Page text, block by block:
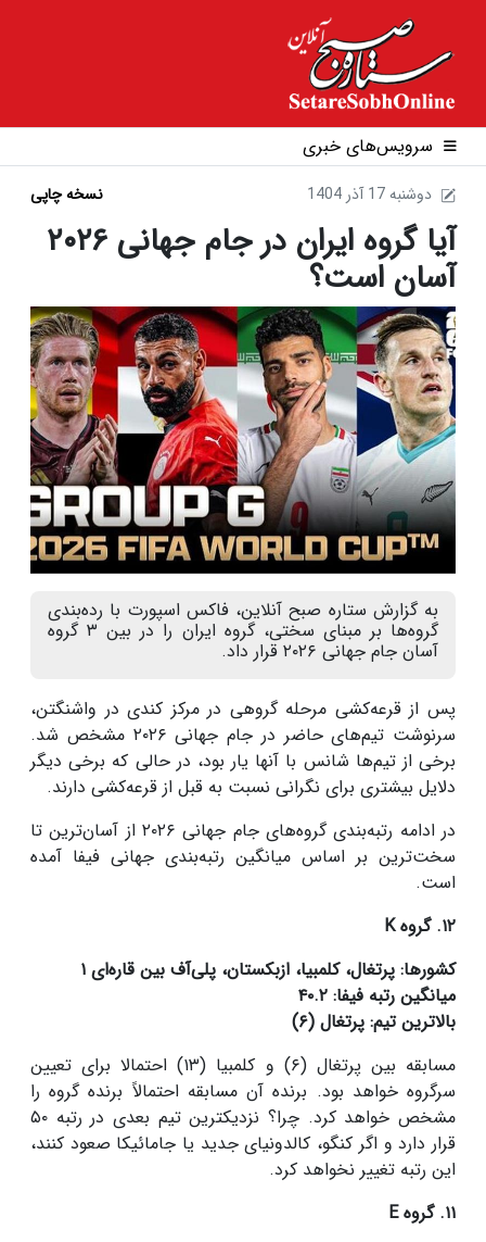
سرویس‌های خبری
1404 دوشنبه 17 آذر نسخه چاپی
آیا گروه ایران در جام جهانی ۲۰۲۶
آسان است؟
به گزارش ستاره صبح آنلاین، فاکس اسپورت با رده‌بندی
گروه‌ها بر مبنای سختی، گروه ایران را در بین ۳ گروه
آسان جام جهانی ۲۰۲۶ قرار داد.
پس از قرعه‌کشی مرحله گروهی در مرکز کندی در واشنگتن،
سرنوشت تیم‌های حاضر در جام جهانی ۲۰۲۶ مشخص شد.
برخی از تیم‌ها شانس با آنها یار بود، در حالی که برخی دیگر
دلایل بیشتری برای نگرانی نسبت به قبل از قرعه‌کشی دارند.
در ادامه رتبه‌بندی گروه‌های جام جهانی ۲۰۲۶ از آسان‌ترین تا
سخت‌ترین بر اساس میانگین رتبه‌بندی جهانی فیفا آمده
است.
۱۲. گروه K
کشورها: پرتغال، کلمبیا، ازبکستان، پلی‌آف بین قاره‌ای ۱
میانگین رتبه فیفا: ۴۰.۲
بالاترین تیم: پرتغال (۶)
مسابقه بین پرتغال (۶) و کلمبیا (۱۳) احتمالا برای تعیین
سرگروه خواهد بود. برنده آن مسابقه احتمالاً برنده گروه را
مشخص خواهد کرد. چرا؟ نزدیکترین تیم بعدی در رتبه ۵۰
قرار دارد و اگر کنگو، کالدونیای جدید یا جامائیکا صعود کنند،
این رتبه تغییر نخواهد کرد.
۱۱. گروه E